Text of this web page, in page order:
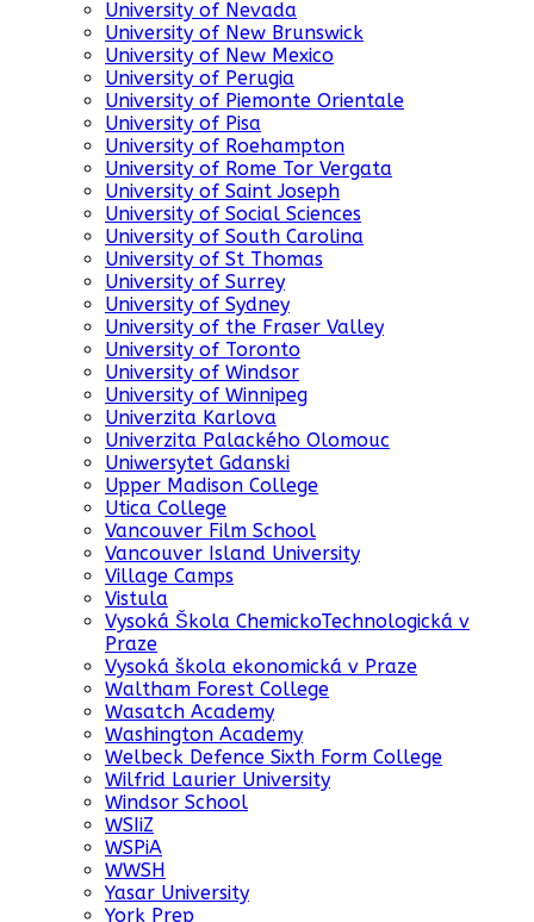
University of Nevada
University of New Brunswick
University of New Mexico
University of Perugia
University of Piemonte Orientale
University of Pisa
University of Roehampton
University of Rome Tor Vergata
University of Saint Joseph
University of Social Sciences
University of South Carolina
University of St Thomas
University of Surrey
University of Sydney
University of the Fraser Valley
University of Toronto
University of Windsor
University of Winnipeg
Univerzita Karlova
Univerzita Palackého Olomouc
Uniwersytet Gdanski
Upper Madison College
Utica College
Vancouver Film School
Vancouver Island University
Village Camps
Vistula
Vysoká Škola ChemickoTechnologická v
Praze
Vysoká škola ekonomická v Praze
Waltham Forest College
Wasatch Academy
Washington Academy
Welbeck Defence Sixth Form College
Wilfrid Laurier University
Windsor School
WSIiZ
WSPiA
WWSH
Yasar University
York Prep